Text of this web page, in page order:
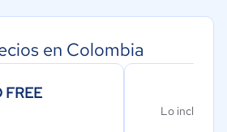
en Colombia
FREE
Lo incluido